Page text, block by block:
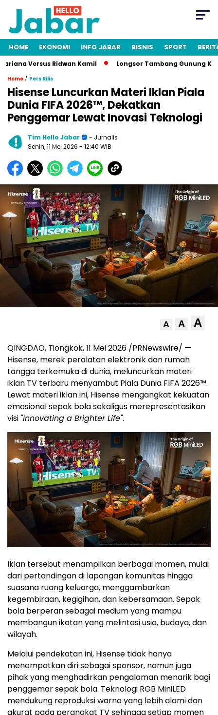
HOME EKONOMI INFO JABAR BISNIS SPORT
Versus Ridwan Kamil Longsor Tambang Gunung Kuda
Home / Pers Rilis
Hisense Luncurkan Materi Iklan Piala
Dunia FIFA 2026™, Dekatkan
Penggemar Lewat Inovasi Teknologi
Tim Hello Jabar
- Jurnalis
Senin, 11 Mei 2026 - 12:40 WIB
A A A
QINGDAO, Tiongkok, 11 Mei 2026 /PRNewswire/ —
Hisense, merek peralatan elektronik dan rumah
tangga terkemuka di dunia, meluncurkan materi
iklan TV terbaru menyambut Piala Dunia FIFA 2026™.
Lewat materi iklan ini, Hisense mengangkat kekuatan
emosional sepak bola sekaligus merepresentasikan
visi "Innovating a Brighter Life".
Iklan tersebut menampilkan berbagai momen, mulai
dari pertandingan di lapangan komunitas hingga
suasana ruang keluarga, menggambarkan
kegembiraan, kegigihan, dan kebersamaan. Sepak
bola berperan sebagai medium yang mampu
membangun ikatan yang melintasi usia, budaya, dan
wilayah.
Melalui pendekatan ini, Hisense tidak hanya
menempatkan diri sebagai sponsor, namun juga
pihak yang menghadirkan pengalaman menarik bagi
penggemar sepak bola. Teknologi RGB MiniLED
mendukung reproduksi warna yang lebih alami dan
akurat pada perangkat TV sehingga setiap momen